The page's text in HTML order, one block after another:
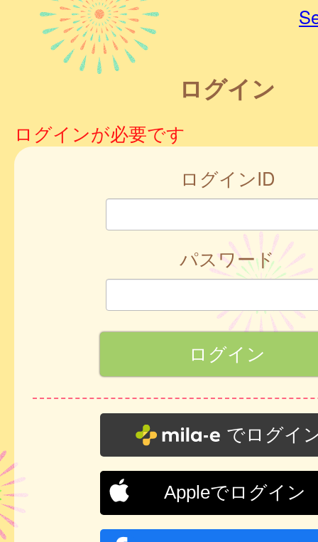
ログイン
ログインが必要です
ログインID
パスワード
でログイ
Appleでログイン